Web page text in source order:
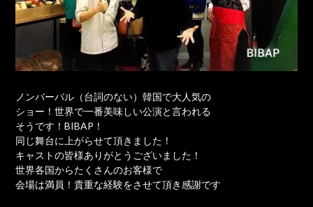
ノンバーバル（台詞のない）韓国で大人気の
ショー！世界で一番美味しい公演と言われる
そうです！BIBAP！
同じ舞台に上がらせて頂きました！
キャストの皆様ありがとうございました！
世界各国からたくさんのお客様で
会場は満員！貴重な経験をさせて頂き感謝です